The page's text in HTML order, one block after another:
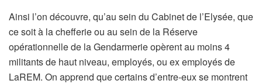
Ainsi l’on découvre, qu’au sein du Cabinet de l’Elysée, que
ce soit à la chefferie ou au sein de la Réserve
opérationnelle de la Gendarmerie opèrent au moins 4
militants de haut niveau, employés, ou ex employés de
LaREM. On apprend que certains d’entre-eux se montrent